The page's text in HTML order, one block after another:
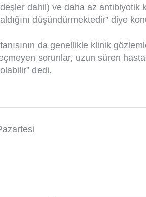
dahil) ve daha az antibiyotik
düşündürmektedir” diye
da genellikle klinik
sorunlar, uzun süren
dedi.